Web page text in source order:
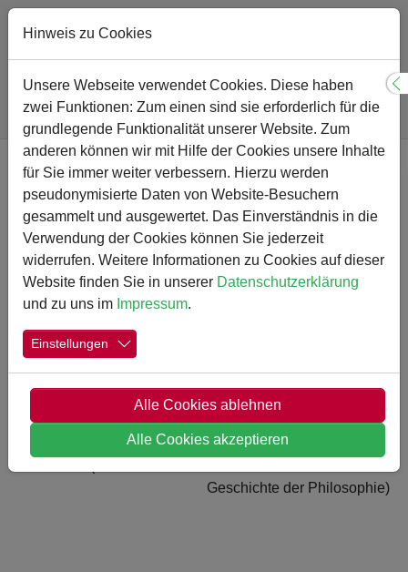
Zum Hauptinhalt springen
Sie sind hier:
Gymnasium
Schulprogramm
Unterrichtsfächer und Fachbereiche
GeWi
(Praktische) Philosophie
Das Fach (Praktische)
Philosophie
„Die Fähigkeit, uns zu wundern, ist das
einzige, was wir brauchen, um gute
Philosophen zu werden.“
Geschichte der Philosophie)
Hinweis zu Cookies
Unsere Webseite verwendet Cookies. Diese haben
zwei Funktionen: Zum einen sind sie erforderlich für die
grundlegende Funktionalität unserer Website. Zum
anderen können wir mit Hilfe der Cookies unsere Inhalte
für Sie immer weiter verbessern. Hierzu werden
pseudonymisierte Daten von Website-Besuchern
gesammelt und ausgewertet. Das Einverständnis in die
Verwendung der Cookies können Sie jederzeit
widerrufen. Weitere Informationen zu Cookies auf dieser
Website finden Sie in unserer Datenschutzerklärung
und zu uns im Impressum.
Einstellungen
Alle Cookies ablehnen
Alle Cookies akzeptieren